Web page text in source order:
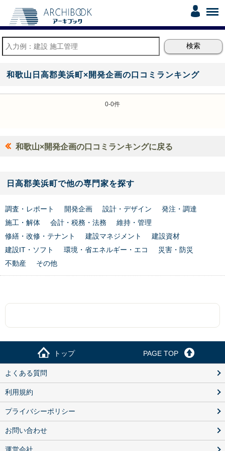
和歌山日高郡美浜町×開発企画の口コミランキング
0-0件
和歌山×開発企画の口コミランキングに戻る
日高郡美浜町で他の専門家を探す
調査・レポート 開発企画 設計・デザイン
発注・調達
施工・解体
会計・税務・法務
維持・管理
修繕・改修・テナント
建設マネジメント
建設資材
建設IT・ソフト
環境・省エネルギー・エコ
災害・防災
不動産
その他
トップ PAGE TOP
よくある質問
利用規約
プライバシーポリシー
お問い合わせ
運営会社